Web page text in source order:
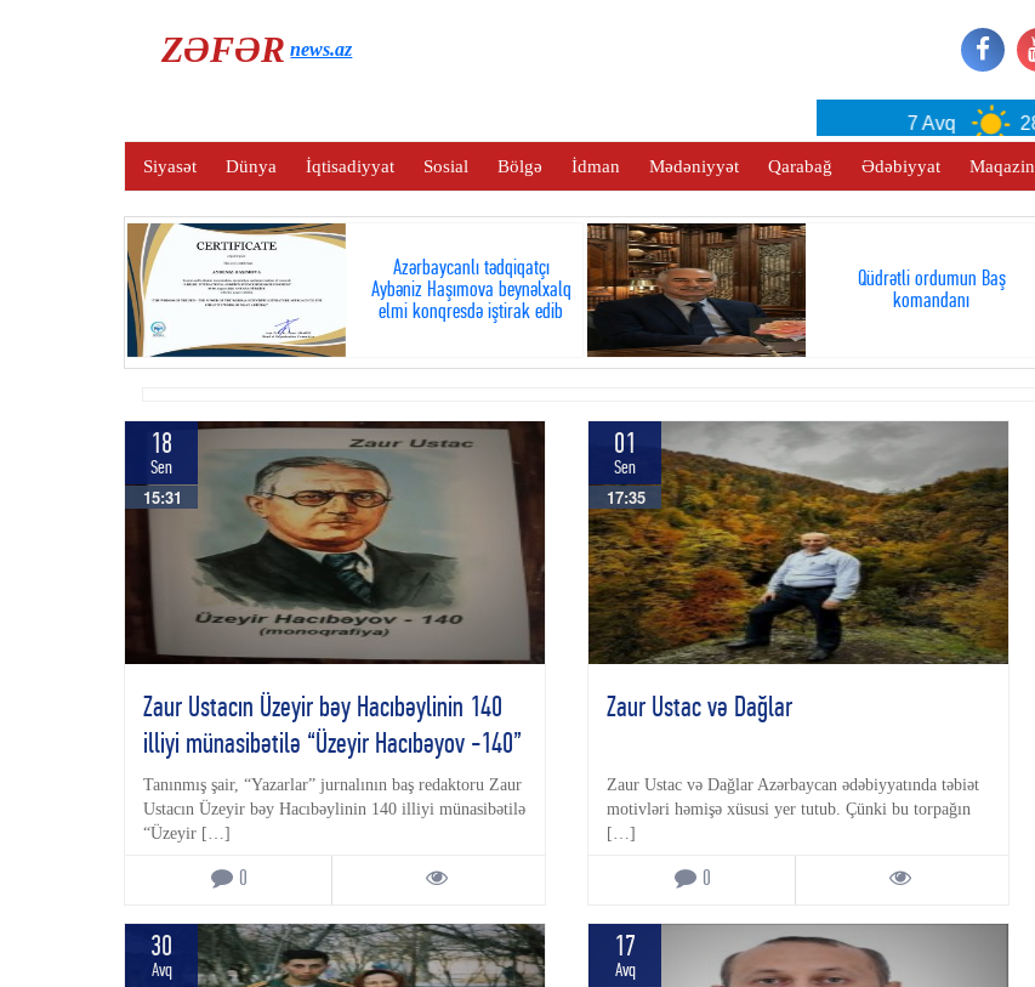
ZƏFƏRnews.az
7 Avq 28°C
Siyasət Dünya İqtisadiyyat Sosial Bölgə İdman Mədəniyyət Qarabağ Ədəbiyyat Maqazin
Azərbaycanlı tədqiqatçı
Aybəniz Haşımova beynəlxalq
elmi konqresdə iştirak edib
Qüdrətli ordumun Baş
komandanı
18
Sen
15:31
Zaur Ustacın Üzeyir bəy Hacıbəylinin 140
illiyi münasibətilə “Üzeyir Hacıbəyov -140”
adlı yeni kitabı işıq üzü görüb
Tanınmış şair, “Yazarlar” jurnalının baş redaktoru Zaur
Ustacın Üzeyir bəy Hacıbəylinin 140 illiyi münasibətilə
“Üzeyir […]
0
01
Sen
17:35
Zaur Ustac və Dağlar
Zaur Ustac və Dağlar Azərbaycan ədəbiyyatında təbiət
motivləri həmişə xüsusi yer tutub. Çünki bu torpağın
[…]
0
30
Avq
17
Avq